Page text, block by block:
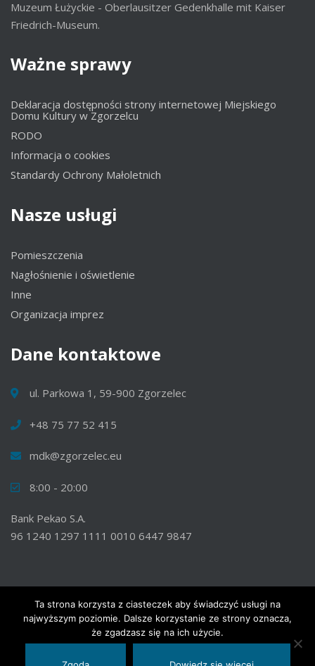
Muzeum Łużyckie - Oberlausitzer Gedenkhalle mit Kaiser
Friedrich-Museum.
Ważne sprawy
Deklaracja dostępności strony internetowej Miejskiego
Domu Kultury w Zgorzelcu
RODO
Informacja o cookies
Standardy Ochrony Małoletnich
Nasze usługi
Pomieszczenia
Nagłośnienie i oświetlenie
Inne
Organizacja imprez
Dane kontaktowe
ul. Parkowa 1, 59-900 Zgorzelec
+48 75 77 52 415
mdk@zgorzelec.eu
8:00 - 20:00
Bank Pekao S.A.
96 1240 1297 1111 0010 6447 9847
© 2020 Wszelkie prawa zastrzeżone. Miejski Dom Kultury w
Zgorzelcu.
Ta strona korzysta z ciasteczek aby świadczyć usługi na
najwyższym poziomie. Dalsze korzystanie ze strony oznacza,
że zgadzasz się na ich użycie.